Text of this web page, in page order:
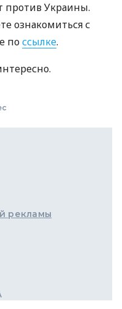
против Украины.
ознакомиться с
поссылке.
рекламы